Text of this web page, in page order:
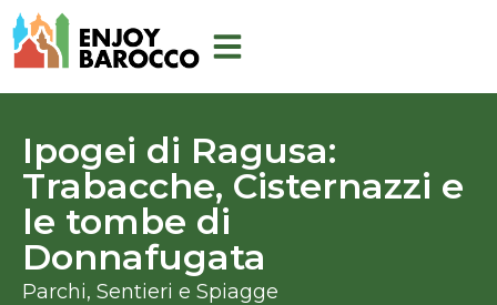
Vai
al
Ipogei di Ragusa:
Trabacche, Cisternazzi e
le tombe di
Donnafugata
Parchi, Sentieri e Spiagge